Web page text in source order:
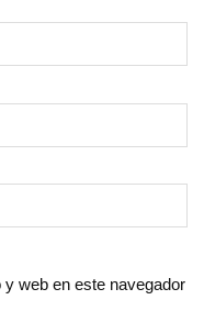
web en este navegador